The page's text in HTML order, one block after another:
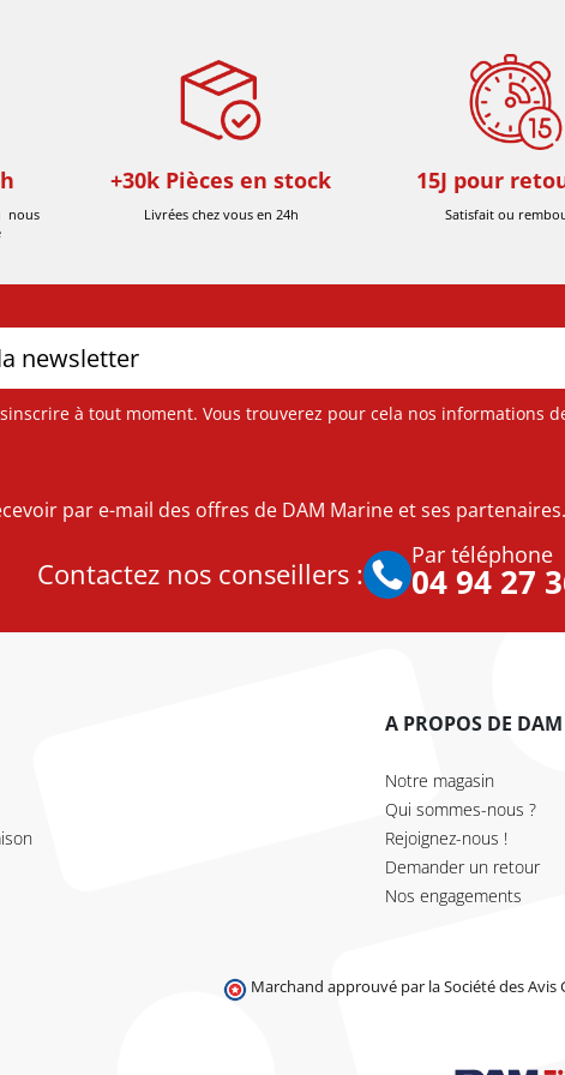
nous
+30k Pièces en stock
Livrées chez vous en 24h
15J pour
Satisfait ou
à tout moment. Vous trouverez pour cela nos informations
par e-mail des offres de DAM Marine et ses partenaires.
Contactez nos conseillers :
Par téléphone
04 94 27
A PROPOS DE
Notre magasin
Qui sommes-nous ?
Rejoignez-nous !
Demander un retour
Nos engagements
Marchand approuvé par la Société des Avis